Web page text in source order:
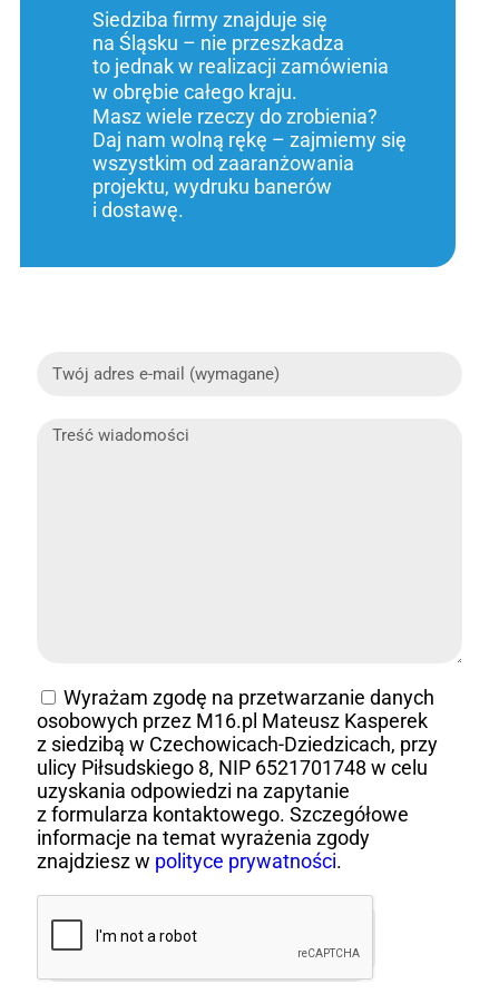
Siedziba firmy znajduje się
na Śląsku – nie przeszkadza
to jednak w realizacji zamówienia
w obrębie całego kraju.
Masz wiele rzeczy do zrobienia?
Daj nam wolną rękę – zajmiemy się
wszystkim od zaaranżowania
projektu, wydruku banerów
i dostawę.
Wyrażam zgodę na przetwarzanie danych
osobowych przez M16.pl Mateusz Kasperek
z siedzibą w Czechowicach-Dziedzicach, przy
ulicy Piłsudskiego 8, NIP 6521701748 w celu
uzyskania odpowiedzi na zapytanie
z formularza kontaktowego. Szczegółowe
informacje na temat wyrażenia zgody
znajdziesz w polityce prywatności.